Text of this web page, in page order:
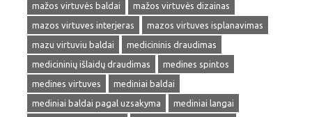
mažos virtuvės baldai
mažos virtuvės dizainas
mazos virtuves interjeras
mazos virtuves isplanavimas
mazu virtuviu baldai
medicininis draudimas
medicininių išlaidų draudimas
medines spintos
medines virtuves
mediniai baldai
mediniai baldai pagal uzsakyma
mediniai langai